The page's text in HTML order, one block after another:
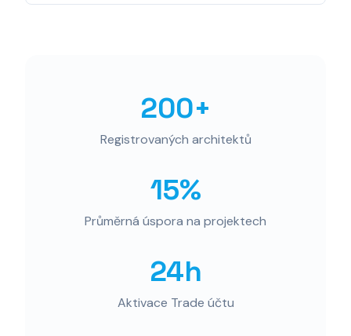
200+
Registrovaných architektů
15%
Průměrná úspora na projektech
24h
Aktivace Trade účtu